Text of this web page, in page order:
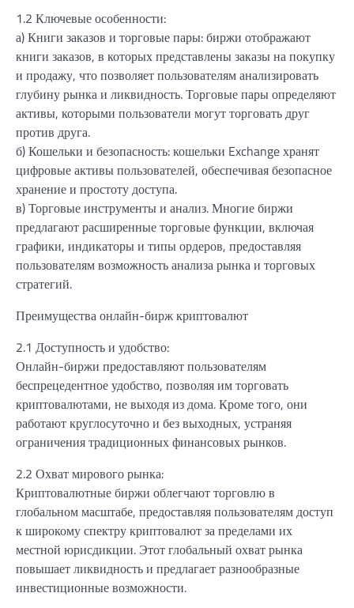
1.2 Ключевые особенности:
а) Книги заказов и торговые пары: биржи отображают
книги заказов, в которых представлены заказы на покупку
и продажу, что позволяет пользователям анализировать
глубину рынка и ликвидность. Торговые пары определяют
активы, которыми пользователи могут торговать друг
против друга.
б) Кошельки и безопасность: кошельки Exchange хранят
цифровые активы пользователей, обеспечивая безопасное
хранение и простоту доступа.
в) Торговые инструменты и анализ. Многие биржи
предлагают расширенные торговые функции, включая
графики, индикаторы и типы ордеров, предоставляя
пользователям возможность анализа рынка и торговых
стратегий.
Преимущества онлайн-бирж криптовалют
2.1 Доступность и удобство:
Онлайн-биржи предоставляют пользователям
беспрецедентное удобство, позволяя им торговать
криптовалютами, не выходя из дома. Кроме того, они
работают круглосуточно и без выходных, устраняя
ограничения традиционных финансовых рынков.
2.2 Охват мирового рынка:
Криптовалютные биржи облегчают торговлю в
глобальном масштабе, предоставляя пользователям доступ
к широкому спектру криптовалют за пределами их
местной юрисдикции. Этот глобальный охват рынка
повышает ликвидность и предлагает разнообразные
инвестиционные возможности.